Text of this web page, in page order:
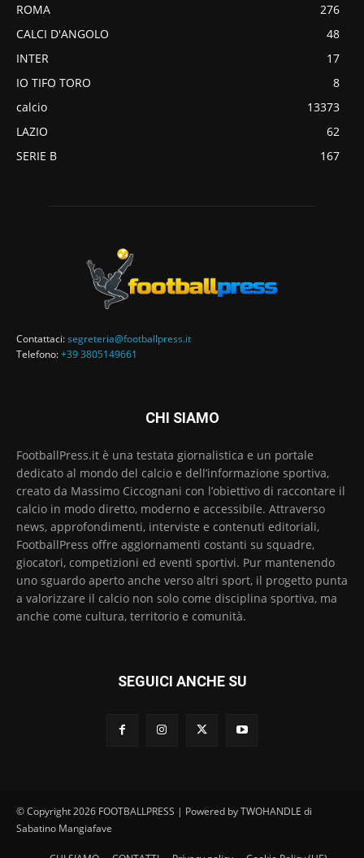
ROMA
276
CALCI D'ANGOLO
48
INTER
17
IO TIFO TORO
8
calcio
13373
LAZIO
62
SERIE B
167
Contattaci:segreteria@footballpress.it
Telefono:+39 3805149661
CHI SIAMO
FootballPress.it è una testata giornalistica e un portale
dedicato al mondo del calcio e dell’informazione sportiva,
creato da Massimo Ciccognani con l’obiettivo di raccontare il
calcio in modo diretto, moderno e accessibile. Attraverso
news, approfondimenti, interviste e contenuti editoriali,
FootballPress offre aggiornamenti costanti su squadre,
giocatori, competizioni ed eventi sportivi. Pur mantenendo
uno sguardo aperto anche verso altri sport, il progetto punta
a valorizzare il calcio non solo come disciplina sportiva, ma
anche come cultura, territorio e comunità.
SEGUICI ANCHE SU
© Copyright 2026 FOOTBALLPRESS | Powered by TWOHANDLE di
Sabatino Mangiafave